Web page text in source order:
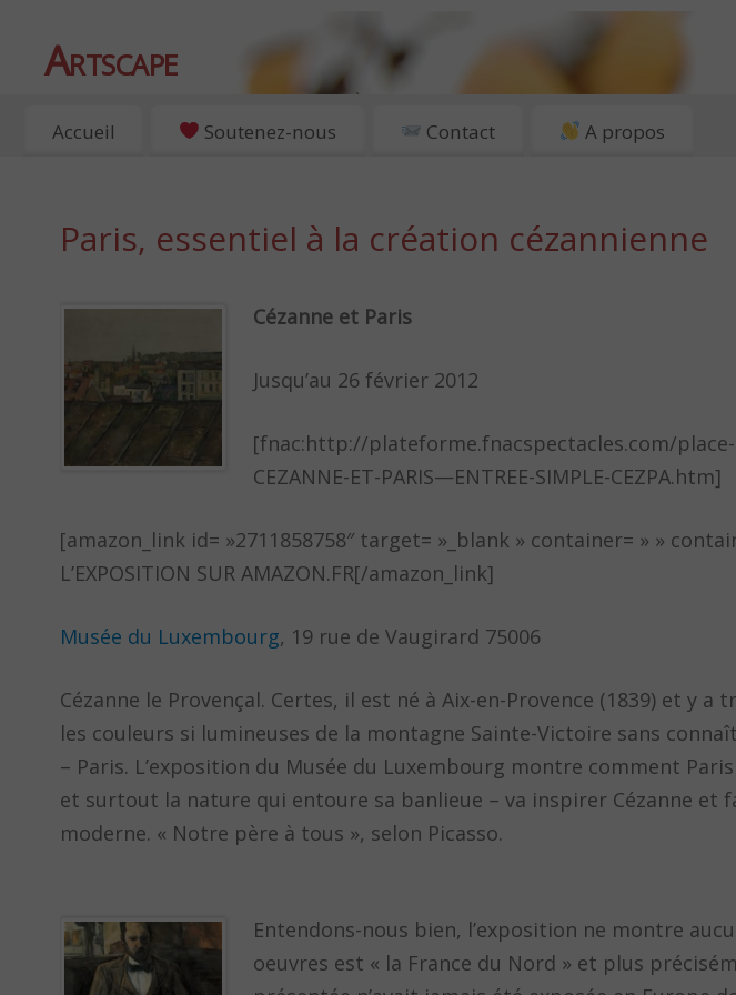
Artscape
EXPOSITIONS, ART ET CULTURE À PARIS
Accueil Soutenez-nous Contact A propos
Paris, essentiel à la création cézannienne
Cézanne et Paris
Jusqu’au 26 février 2012
[fnac:http://plateforme.fnacspectacles.com/
CEZANNE-ET-PARIS—ENTREE-SIMPLE-CEZPA.htm]
[amazon_link id= »2711858758″ target= »_blank » container= » »
L’EXPOSITION SUR AMAZON.FR[/amazon_link]
Musée du Luxembourg, 19 rue de Vaugirard 75006
Cézanne le Provençal. Certes, il est né à Aix-en-Provence (1839) et y a
les couleurs si lumineuses de la montagne Sainte-Victoire sans
– Paris. L’exposition du Musée du Luxembourg montre comment
et surtout la nature qui entoure sa banlieue – va inspirer Cézanne et
moderne. « Notre père à tous », selon Picasso.
Entendons-nous bien, l’exposition ne montre
oeuvres est « la France du Nord » et plus